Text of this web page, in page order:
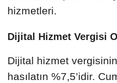
hizmetleri.
Dijital Hizmet Vergisi
Dijital hizmet
hasılatın %7,5’idir.